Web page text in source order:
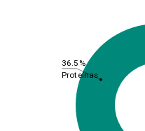
36.5%
Proteínas